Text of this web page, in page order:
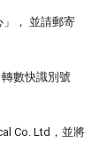
， 並請郵寄
轉數快識別號
Co. Ltd ，並將